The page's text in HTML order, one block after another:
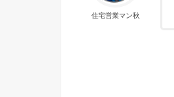
住宅営業マン秋